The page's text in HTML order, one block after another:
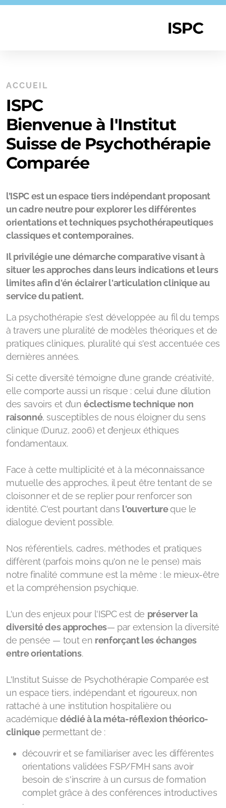
ACCUEIL
ISPC
Bienvenue à l'Institut
Suisse de Psychothérapie
Comparée
l’ISPC est un espace tiers indépendant proposant
un cadre neutre pour explorer les différentes
orientations et techniques psychothérapeutiques
classiques et contemporaines.
Il privilégie une démarche comparative visant à
situer les approches dans leurs indications et leurs
limites afin d'én éclairer l'articulation clinique au
service du patient.
La psychothérapie s'est développée au fil du temps
à travers une pluralité de modèles théoriques et de
pratiques cliniques, pluralité qui s'est accentuée ces
dernières années.
Si cette diversité témoigne d’une grande créativité,
elle comporte aussi un risque : celui d’une dilution
des savoirs et d’un éclectisme technique non
raisonné, susceptibles de nous éloigner du sens
clinique (Duruz, 2006) et d’enjeux éthiques
fondamentaux.
Face à cette multiplicité et à la méconnaissance
mutuelle des approches, il peut être tentant de se
cloisonner et de se replier pour renforcer son
identité. C'est pourtant dans l'ouvertureque le
dialogue devient possible.
Nos référentiels, cadres, méthodes et pratiques
diffèrent (parfois moins qu'on ne le pense) mais
notre finalité commune est la même : le mieux-être
et la compréhension psychique.
L'un des enjeux pour l'ISPC est de préserver la
diversité des approches— par extension la diversité
de pensée — tout en renforçant les échanges
entre orientations.
L'Institut Suisse de Psychothérapie Comparée est
un espace tiers, indépendant et rigoureux, non
rattaché à une institution hospitalière ou
académiquedédié à la méta-réflexion théorico-
cliniquepermettant de :
découvrir et se familiariser avec les différentes
orientations validées FSP/FMH sans avoir
besoin de s'inscrire à un cursus de formation
complet grâce à des conférences introductives
;